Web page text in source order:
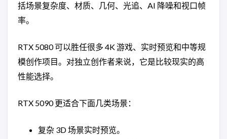
括场景复杂度、材质、几何、光追、AI 降噪和视口帧
率。
RTX 5080 可以胜任很多 4K 游戏、实时预览和中等规
模创作项目。对独立创作者来说，它是比较现实的高
性能选择。
RTX 5090 更适合下面几类场景：
复杂 3D 场景实时预览。